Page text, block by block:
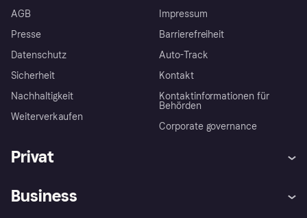
AGB
Presse
Datenschutz
Sicherheit
Nachhaltigkeit
Weiterverkaufen
Impressum
Barrierefreiheit
Auto-Track
Kontakt
Kontaktinformationen für
Behörden
Corporate governance
Privat
Business